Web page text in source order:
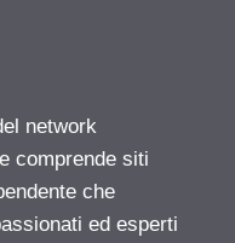
network
comprende siti
che
ed esperti